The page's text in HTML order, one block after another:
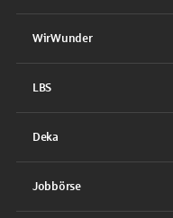
WirWunder
LBS
Deka
Jobbörse